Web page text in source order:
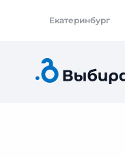
Екатеринбург